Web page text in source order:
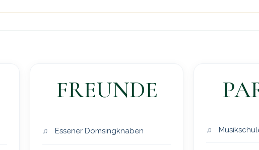
FREUNDE
Essener Domsingknaben